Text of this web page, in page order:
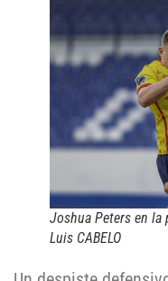
Joshua Peters en
Luis CABELO